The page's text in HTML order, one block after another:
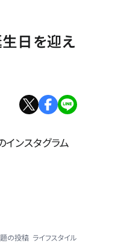
日を迎え
ンスタグラム
の投稿 ライフスタイル